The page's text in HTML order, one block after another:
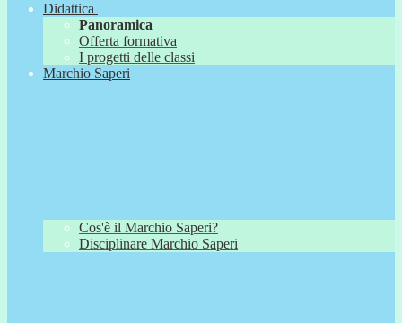
Didattica
Panoramica
Offerta formativa
I progetti delle classi
Marchio Saperi
Cos'è il Marchio Saperi?
Disciplinare Marchio Saperi